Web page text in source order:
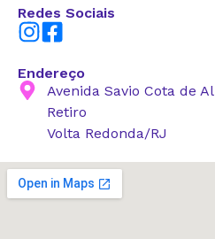
Redes Sociais
Endereço
Avenida Savio Cota de
Retiro
Volta Redonda/RJ